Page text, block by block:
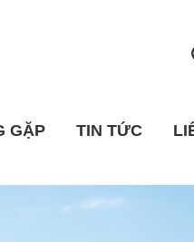
GẶP TIN TỨC